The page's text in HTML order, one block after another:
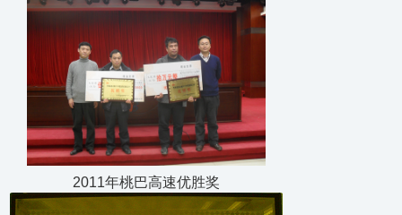
2011年桃巴高速优胜奖